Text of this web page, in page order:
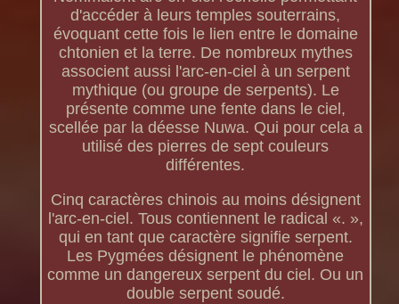
d'accéder à leurs temples souterrains,
évoquant cette fois le lien entre le domaine
chtonien et la terre. De nombreux mythes
associent aussi l'arc-en-ciel à un serpent
mythique (ou groupe de serpents). Le
présente comme une fente dans le ciel,
scellée par la déesse Nuwa. Qui pour cela a
utilisé des pierres de sept couleurs
différentes.
Cinq caractères chinois au moins désignent
l'arc-en-ciel. Tous contiennent le radical «. »,
qui en tant que caractère signifie serpent.
Les Pygmées désignent le phénomène
comme un dangereux serpent du ciel. Ou un
double serpent soudé.